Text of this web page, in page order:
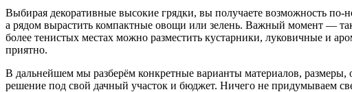
Выбирая декоративные высокие грядки, вы получаете возможность
а рядом вырастить компактные овощи или зелень. Важный момент —
более тенистых местах можно разместить кустарники, луковичные и
приятно.
В дальнейшем мы разберём конкретные варианты материалов,
решение под свой дачный участок и бюджет. Ничего не придумываем